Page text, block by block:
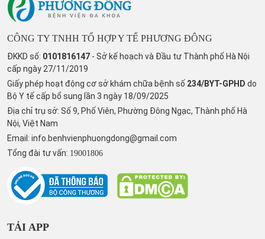
CÔNG TY TNHH TỔ HỢP Y TẾ PHƯƠNG ĐÔNG
ĐKKD số: 0101816147 - Sở kế hoạch và Đầu tư Thành phố Hà Nội
cấp ngày 27/11/2019
Giấy phép hoạt động cơ sở khám chữa bệnh số 234/BYT-GPHD do
Bộ Y tế cấp bổ sung lần 3 ngày 18/09/2025
Địa chỉ trụ sở: Số 9, Phố Viên, Phường Đông Ngạc, Thành phố Hà
Nội, Việt Nam
Email: info.benhvienphuongdong@gmail.com
Tổng đài tư vấn: 19001806
TẢI APP